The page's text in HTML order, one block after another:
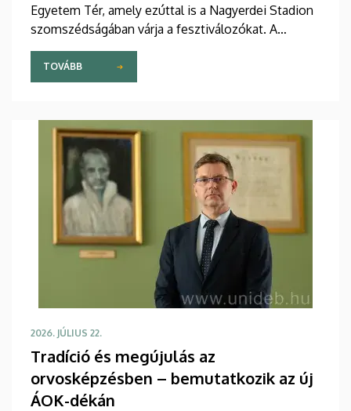
Egyetem Tér, amely ezúttal is a Nagyerdei Stadion
szomszédságában várja a fesztiválozókat. A
faházaknál a karok és az egyetem más egységei
színes programokkal készülnek a látogatók
szórakoztatására.
TOVÁBB
2026. JÚLIUS 22.
Tradíció és megújulás az
orvosképzésben – bemutatkozik az új
ÁOK-dékán